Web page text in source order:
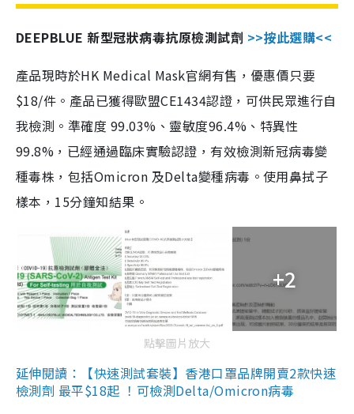
DEEPBLUE 新型冠狀病毒抗原檢測試劑 >>按此選購<<
產品現時於HK Medical Mask官網有售，優惠價只要
$18/件。產品已獲得歐盟CE1434認證，可供民眾進行自
我檢測。準確度 99.03%、靈敏度96.4%、特異性
99.8%，已經通過臨床實驗認證，有效檢測新冠病毒變
種毒株，包括Omicron 及Delta變種病毒。使用鼻拭子
樣本，15分鐘知結果。
+2
點擊圖片放大
延伸閱讀：【快速測試套裝】香港口罩品牌開賣2款快速
檢測劑 最平$18起 ！可檢測Delta/Omicron病毒